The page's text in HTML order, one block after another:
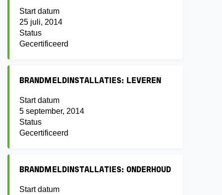
Start datum
25 juli, 2014
Status
Gecertificeerd
BRANDMELDINSTALLATIES: LEVEREN
Start datum
5 september, 2014
Status
Gecertificeerd
BRANDMELDINSTALLATIES: ONDERHOUD
Start datum